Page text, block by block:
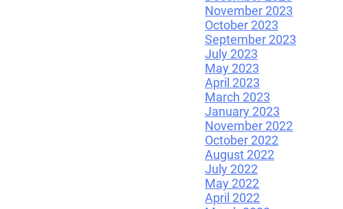
November 2023
October 2023
September 2023
July 2023
May 2023
April 2023
March 2023
January 2023
November 2022
October 2022
August 2022
July 2022
May 2022
April 2022